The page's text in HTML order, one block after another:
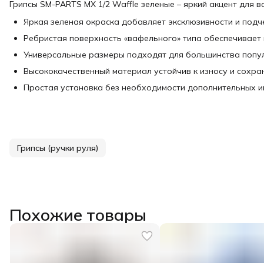
Грипсы SM-PARTS MX 1/2 Waffle зеленые – яркий акцент для
Яркая зеленая окраска добавляет эксклюзивности и
Ребристая поверхность «вафельного» типа
Универсальные размеры подходят для большинства
Высококачественный материал устойчив к износу и
Простая установка без необходимости дополнительных
Грипсы (ручки руля)
Похожие товары